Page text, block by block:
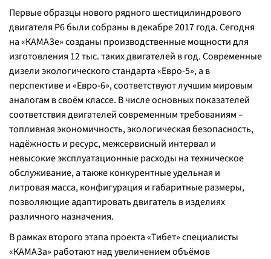
Первые образцы нового рядного шестицилиндрового
двигателя Р6 были собраны в декабре 2017 года. Сегодня
на «КАМАЗе» созданы производственные мощности для
изготовления 12 тыс. таких двигателей в год. Современные
дизели экологического стандарта «Евро-5», а в
перспективе и «Евро-6», соответствуют лучшим мировым
аналогам в своём классе. В числе основных показателей
соответствия двигателей современным требованиям –
топливная экономичность, экологическая безопасность,
надёжность и ресурс, межсервисный интервал и
невысокие эксплуатационные расходы на техническое
обслуживание, а также конкурентные удельная и
литровая масса, конфигурация и габаритные размеры,
позволяющие адаптировать двигатель в изделиях
различного назначения.
В рамках второго этапа проекта «Тибет» специалисты
«КАМАЗа» работают над увеличением объёмов